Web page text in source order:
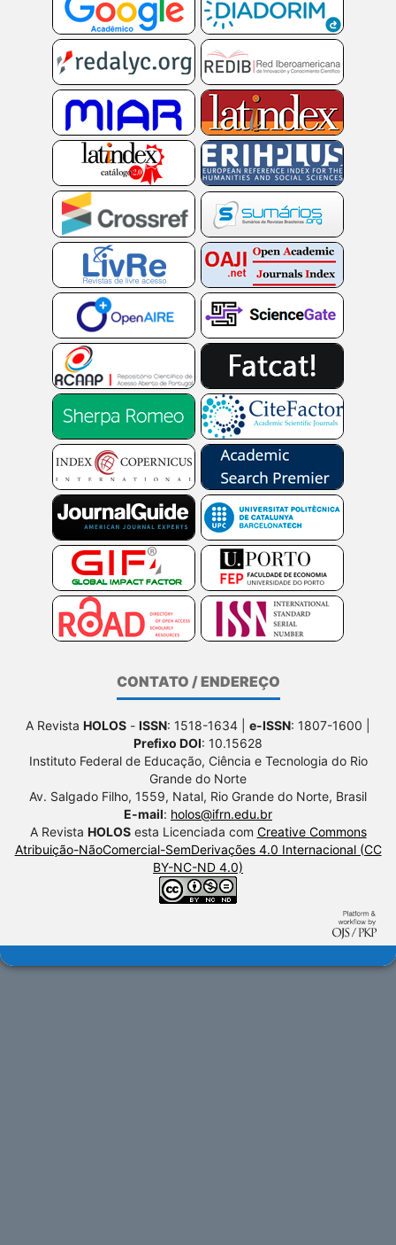
CONTATO / ENDEREÇO
A Revista HOLOS - ISSN: 1518-1634 | e-ISSN: 1807-1600 |
Prefixo DOI: 10.15628
Instituto Federal de Educação, Ciência e Tecnologia do Rio
Grande do Norte
Av. Salgado Filho, 1559, Natal, Rio Grande do Norte, Brasil
E-mail: holos@ifrn.edu.br
A Revista HOLOSesta Licenciada com Creative Commons
Atribuição-NãoComercial-SemDerivações 4.0 Internacional (CC
BY-NC-ND 4.0)